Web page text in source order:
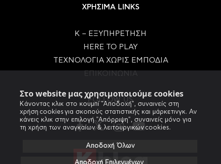
Στο website μας χρησιμοποιούμε cookies
Κάνοντας κλικ στο κουμπί "Αποδοχή", συναινείς στη
χρήση cookies για σκοπούς στατιστικής και μάρκετινγκ. Αν
κάνεις κλικ στην επιλογή "Απόρριψη", συναινείς μόνο για
τη χρήση των αναγκαίων & λειτουργικών cookies.
Αποδοχή Όλων
ΧΡΗΣΙΜΑ LINKS
Κ – ΕΞΥΠΗΡΕΤΗΣΗ
HERE TO PLAY
ΤΕΧΝΟΛΟΓΙΑ ΧΩΡΙΣ ΕΜΠΟΔΙΑ
FOLLOW US